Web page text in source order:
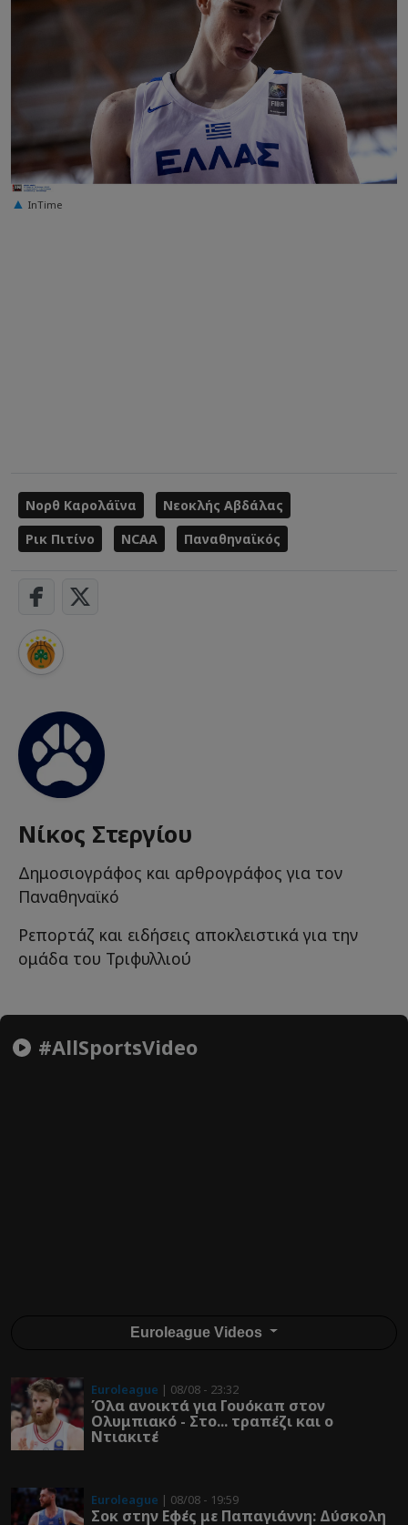
InTime
Νορθ Καρολάϊνα
Νεοκλής Αβδάλας
Ρικ Πιτίνο
NCAA Παναθηναϊκός
Νίκος Στεργίου
Δημοσιογράφος και αρθρογράφος για τον
Παναθηναϊκό
Ρεπορτάζ και ειδήσεις αποκλειστικά για την
ομάδα του Τριφυλλιού
#AllSportsVideo
Euroleague Videos
Euroleague | 08/08 - 23:32
Όλα ανοικτά για Γουόκαπ στον
Ολυμπιακό - Στο... τραπέζι και ο
Ντιακιτέ
Euroleague | 08/08 - 19:59
Σοκ στην Εφές με Παπαγιάννη: Δύσκολη